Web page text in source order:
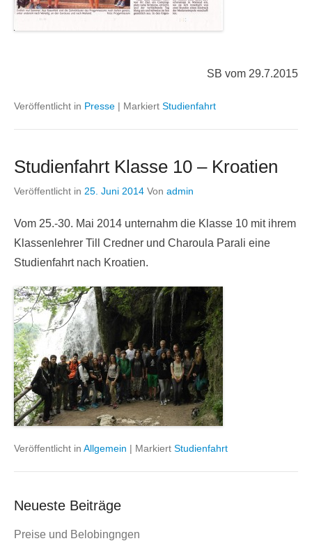
SB vom 29.7.2015
Veröffentlicht in Presse | Markiert Studienfahrt
Studienfahrt Klasse 10 – Kroatien
Veröffentlicht in 25. Juni 2014 Von admin
Vom 25.-30. Mai 2014 unternahm die Klasse 10 mit ihrem
Klassenlehrer Till Credner und Charoula Parali eine
Studienfahrt nach Kroatien.
Veröffentlicht in Allgemein | Markiert Studienfahrt
Neueste Beiträge
Preise und Belobingngen